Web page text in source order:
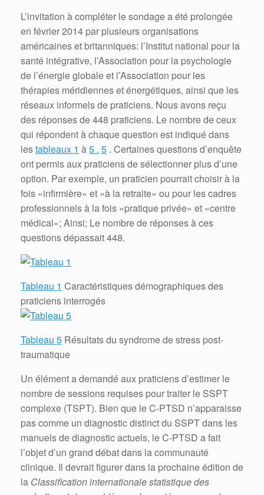
L’invitation à compléter le sondage a été prolongée
en février 2014 par plusieurs organisations
américaines et britanniques: l’Institut national pour la
santé intégrative, l’Association pour la psychologie
de l’énergie globale et l’Association pour les
thérapies méridiennes et énergétiques, ainsi que les
réseaux informels de praticiens. Nous avons reçu
des réponses de 448 praticiens. Le nombre de ceux
qui répondent à chaque question est indiqué dans
lestableaux 1 à5 . 5 . Certaines questions d’enquête
ont permis aux praticiens de sélectionner plus d’une
option. Par exemple, un praticien pourrait choisir à la
fois «infirmière» et «à la retraite» ou pour les cadres
professionnels à la fois «pratique privée» et «centre
médical»; Ainsi; Le nombre de réponses à ces
questions dépassait 448.
Tableau 1 Caractéristiques démographiques des
praticiens interrogés
Tableau 5 Résultats du syndrome de stress post-
traumatique
Un élément a demandé aux praticiens d’estimer le
nombre de sessions requises pour traiter le SSPT
complexe (TSPT). Bien que le C-PTSD n’apparaisse
pas comme un diagnostic distinct du SSPT dans les
manuels de diagnostic actuels, le C-PTSD a fait
l’objet d’un grand débat dans la communauté
clinique. Il devrait figurer dans la prochaine édition de
la Classification internationale statistique des